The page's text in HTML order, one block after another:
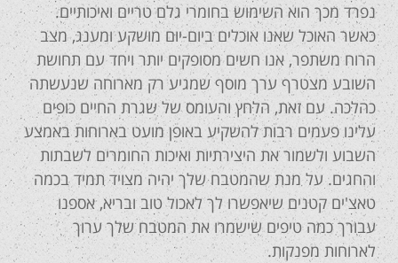
נפרד מכך הוא השימוש בחומרי גלם טריים ואיכותיים.
כאשר האוכל שאנו אוכלים ביום-יום מושקע ומענג, מצב
הרוח משתפר, אנו חשים מסופקים יותר ויחד עם תחושת
השובע מצטרף ערך מוסף שמגיע רק מארוחה שנעשתה
כהלכה. עם זאת, הלחץ והעומס של שגרת החיים כופים
עלינו פעמים רבות להשקיע באופן מועט בארוחות באמצע
השבוע ולשמור את היצירתיות ואיכות החומרים לשבתות
והחגים. על מנת שהמטבח שלך יהיה מצויד תמיד בכמה
טאצ'ים קטנים שיאפשרו לך לאכול טוב ובריא, אספנו
עבורך כמה טיפים שישמרו את המטבח שלך ערוך
לארוחות מפנקות.